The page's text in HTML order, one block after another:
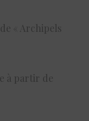
« Archipels
à partir de